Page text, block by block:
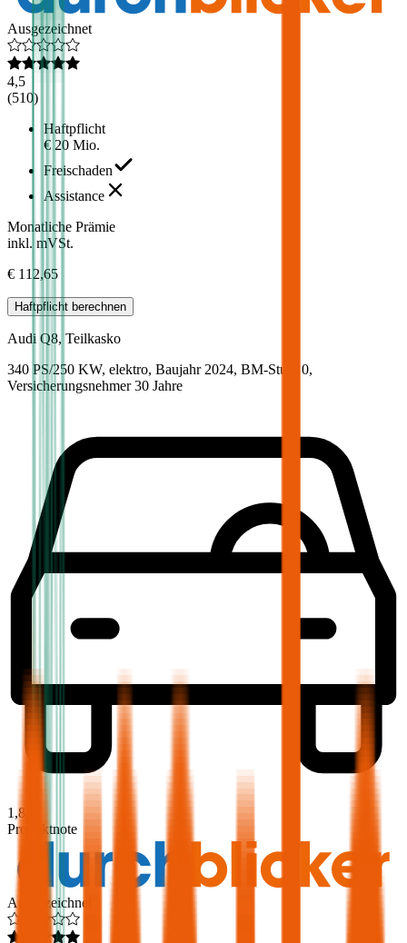
Ausgezeichnet
4,5
(510)
Haftpflicht
€ 20 Mio.
Freischaden
Assistance
Monatliche Prämie
inkl. mVSt.
€ 112,65
Haftpflicht berechnen
Audi Q8, Teilkasko
340 PS/250 KW, elektro, Baujahr 2024, BM-Stufe 0,
Versicherungsnehmer 30 Jahre
1,8
Produktnote
Ausgezeichnet